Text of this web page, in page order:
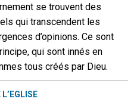
se trouvent des
qui transcendent les
d’opinions. Ce sont
qui sont innés en
tous créés par Dieu.